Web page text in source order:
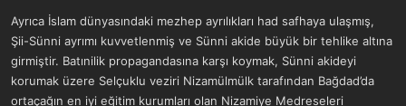
Ayrıca İslam dünyasındaki mezhep ayrılıkları had safhaya ulaşmış,
Şii-Sünni ayrımı kuvvetlenmiş ve Sünni akide büyük bir tehlike altına
girmiştir. Batınilik propagandasına karşı koymak, Sünni akideyi
korumak üzere Selçuklu veziri Nizamülmülk tarafından Bağdad’da
ortaçağın en iyi eğitim kurumları olan Nizamiye Medreseleri